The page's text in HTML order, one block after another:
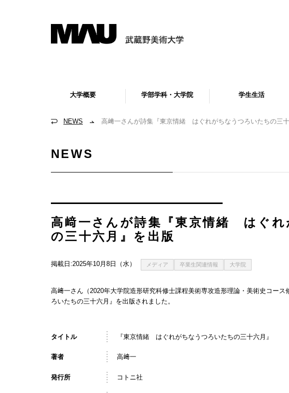
大学概要 学部学科・大学院 学生生活
NEWS 高﨑一さんが詩集『東京情緒 はぐれがちなうつろいたちの三
NEWS
高﨑一さんが詩集『東京情緒 はぐれ
の三十六月』を出版
掲載日:2025年10月8日（水） メディア 卒業生関連情報 大学院
高﨑一さん（2020年大学院造形研究科修士課程美術専攻造形理論・美術史コー
ろいたちの三十六月』を出版されました。
タイトル 『東京情緒 はぐれがちなうつろいたちの三十六月』
著者 高﨑一
発行所 コトニ社